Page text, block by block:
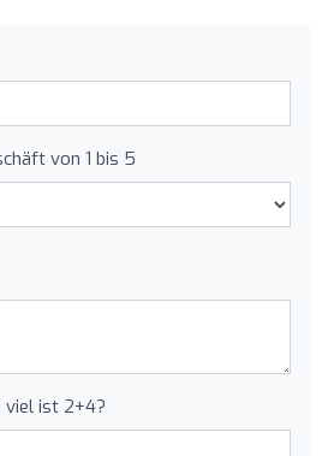
von 1 bis 5
viel ist 2+4?